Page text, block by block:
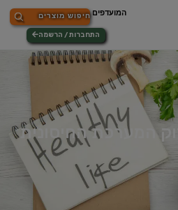
התחברות / הרשמה
המערכת החיסונית